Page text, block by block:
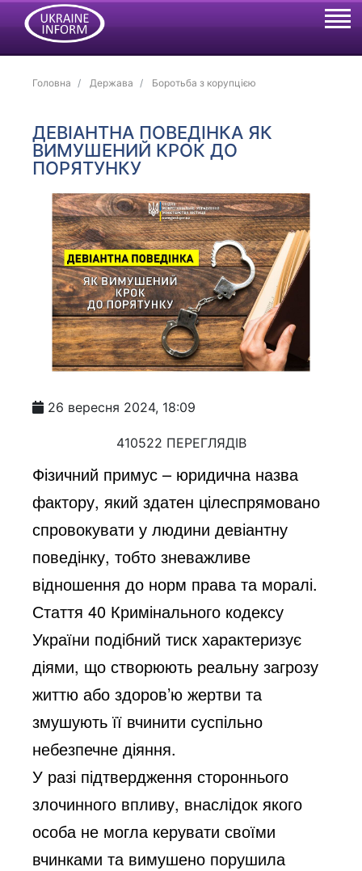
Головна Держава Боротьба з корупцією
ДЕВІАНТНА ПОВЕДІНКА ЯК
ВИМУШЕНИЙ КРОК ДО
ПОРЯТУНКУ
26 вересня 2024, 18:09
410522 ПЕРЕГЛЯДІВ
Фізичний примус – юридична назва
фактору, який здатен цілеспрямовано
спровокувати у людини девіантну
поведінку, тобто зневажливе
відношення до норм права та моралі.
Стаття 40 Кримінального кодексу
України подібний тиск характеризує
діями, що створюють реальну загрозу
життю або здоров’ю жертви та
змушують її вчинити суспільно
небезпечне діяння.
У разі підтвердження стороннього
злочинного впливу, внаслідок якого
особа не могла керувати своїми
вчинками та вимушено порушила